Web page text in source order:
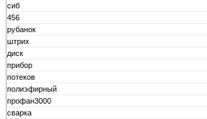
сиб
456
рубанок
штрих
диск
прибор
потеков
полиэфирный
профан3000
сварка